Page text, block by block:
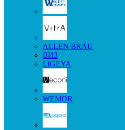
ALLEN BRAU
ВИЗ
LIGEYA
WEMOR